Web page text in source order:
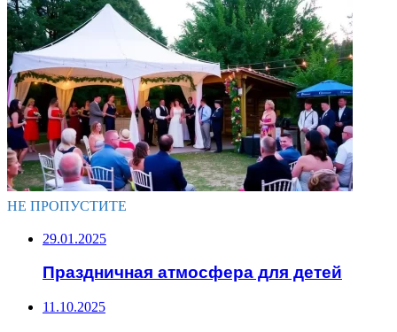
НЕ ПРОПУСТИТЕ
29.01.2025
Праздничная атмосфера для детей
11.10.2025